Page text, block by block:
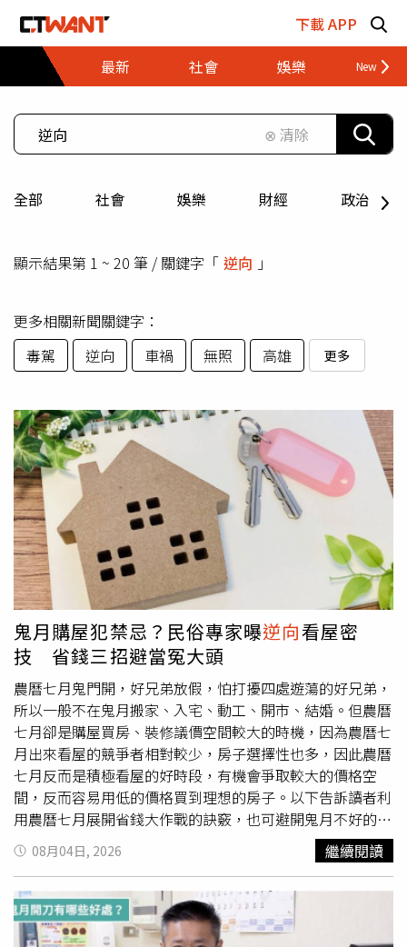
下載 APP
最新
社會 娛樂 財經
⊗ 清除
全部 社會 娛樂 財經 政治
顯示結果第 1 ~ 20 筆 / 關鍵字「 逆向 」
更多相關新聞關鍵字：
毒駕
逆向 車禍 無照 高雄 更多
鬼月購屋犯禁忌？民俗專家曝逆向看屋密
技 省錢三招避當冤大頭
農曆七月鬼門開，好兄弟放假，怕打擾四處遊蕩的好兄弟，
所以一般不在鬼月搬家、入宅、動工、開市、結婚。但農曆
七月卻是購屋買房、裝修議價空間較大的時機，因為農曆七
月出來看屋的競爭者相對較少，房子選擇性也多，因此農曆
七月反而是積極看屋的好時段，有機會爭取較大的價格空
間，反而容易用低的價格買到理想的房子。以下告訴讀者利
用農曆七月展開省錢大作戰的訣竅，也可避開鬼月不好的影
響。一、七月購屋買房訣竅：農曆七月鬼月購屋買房人氣衰
退，連隻小貓貓上門都沒有，屋主、建商心裡可是很著急，
人一急就什麼都好談，此時出手議價，有機會取得比平常時
間更好的議價空間。待最後下訂金、簽約，鬼月已差不多過
完了，農曆八月找個好日子正式過戶，喬遷入宅，開心住進
08月04日, 2026 繼續閱讀